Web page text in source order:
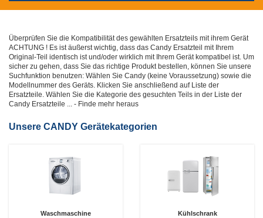
Überprüfen Sie die Kompatibilität des gewählten Ersatzteils mit ihrem Gerät
ACHTUNG ! Es ist äußerst wichtig, dass das Candy Ersatzteil mit Ihrem
Original-Teil identisch ist und/oder wirklich mit Ihrem Gerät kompatibel ist. Um
sicher zu gehen, dass Sie das richtige Produkt bestellen, können Sie unsere
Suchfunktion benutzen: Wählen Sie Candy (keine Voraussetzung) sowie die
Modellnummer des Geräts. Klicken Sie anschließend auf Liste der
Ersatzteile. Wählen Sie die Kategorie des gesuchten Teils in der Liste der
Candy Ersatzteile ... - Finde mehr heraus
Unsere CANDY Gerätekategorien
Waschmaschine Kühlschrank